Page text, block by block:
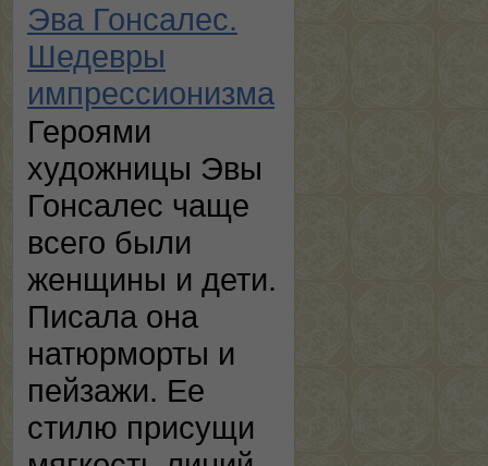
Эва Гонсалес.
Шедевры
импрессионизма
Героями
художницы Эвы
Гонсалес чаще
всего были
женщины и дети.
Писала она
натюрморты и
пейзажи. Ее
стилю присущи